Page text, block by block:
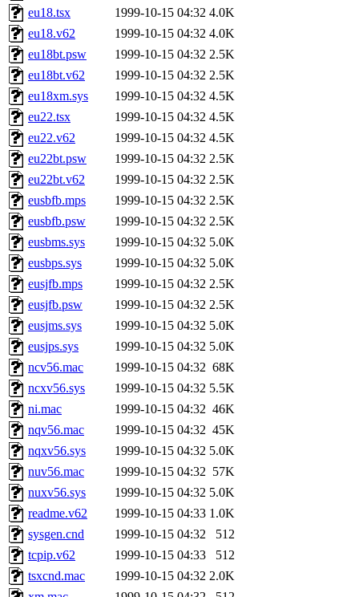
eu18.tsx
1999-10-15 04:32 4.0K
eu18.v62
1999-10-15 04:32 4.0K
eu18bt.psw
1999-10-15 04:32 2.5K
eu18bt.v62
1999-10-15 04:32 2.5K
eu18xm.sys
1999-10-15 04:32 4.5K
eu22.tsx
1999-10-15 04:32 4.5K
eu22.v62
1999-10-15 04:32 4.5K
eu22bt.psw
1999-10-15 04:32 2.5K
eu22bt.v62
1999-10-15 04:32 2.5K
eusbfb.mps
1999-10-15 04:32 2.5K
eusbfb.psw
1999-10-15 04:32 2.5K
eusbms.sys
1999-10-15 04:32 5.0K
eusbps.sys
1999-10-15 04:32 5.0K
eusjfb.mps
1999-10-15 04:32 2.5K
eusjfb.psw
1999-10-15 04:32 2.5K
eusjms.sys
1999-10-15 04:32 5.0K
eusjps.sys
1999-10-15 04:32 5.0K
ncv56.mac
1999-10-15 04:32 68K
ncxv56.sys
1999-10-15 04:32 5.5K
ni.mac
1999-10-15 04:32 46K
nqv56.mac
1999-10-15 04:32 45K
nqxv56.sys
1999-10-15 04:32 5.0K
nuv56.mac
1999-10-15 04:32 57K
nuxv56.sys
1999-10-15 04:32 5.0K
readme.v62
1999-10-15 04:33 1.0K
sysgen.cnd
1999-10-15 04:32
512
tcpip.v62
1999-10-15 04:33
512
tsxcnd.mac
1999-10-15 04:32 2.0K